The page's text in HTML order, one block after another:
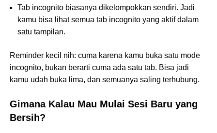
Tab incognito biasanya dikelompokkan sendiri. Jadi
kamu bisa lihat semua tab incognito yang aktif dalam
satu tampilan.
Reminder kecil nih: cuma karena kamu buka satu mode
incognito, bukan berarti cuma ada satu tab. Bisa jadi
kamu udah buka lima, dan semuanya saling terhubung.
Gimana Kalau Mau Mulai Sesi Baru yang
Bersih?